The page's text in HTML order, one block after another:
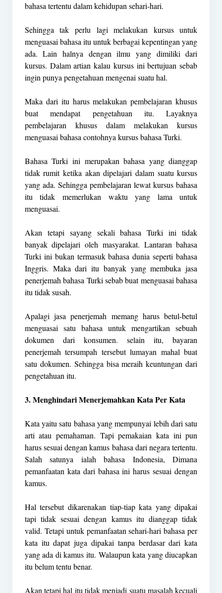
bahasa tertentu dalam kehidupan sehari-hari.
Sehingga tak perlu lagi melakukan kursus untuk
menguasai bahasa itu untuk berbagai kepentingan yang
ada. Lain halnya dengan ilmu yang dimiliki dari
kursus. Dalam artian kalau kursus ini bertujuan sebab
ingin punya pengetahuan mengenai suatu hal.
Maka dari itu harus melakukan pembelajaran khusus
buat mendapat pengetahuan itu. Layaknya
pembelajaran khusus dalam melakukan kursus
menguasai bahasa contohnya kursus bahasa Turki.
Bahasa Turki ini merupakan bahasa yang dianggap
tidak rumit ketika akan dipelajari dalam suatu kursus
yang ada. Sehingga pembelajaran lewat kursus bahasa
itu tidak memerlukan waktu yang lama untuk
menguasai.
Akan tetapi sayang sekali bahasa Turki ini tidak
banyak dipelajari oleh masyarakat. Lantaran bahasa
Turki ini bukan termasuk bahasa dunia seperti bahasa
Inggris. Maka dari itu banyak yang membuka jasa
penerjemah bahasa Turki sebab buat menguasai bahasa
itu tidak susah.
Apalagi jasa penerjemah memang harus betul-betul
menguasai satu bahasa untuk mengartikan sebuah
dokumen dari konsumen. selain itu, bayaran
penerjemah tersumpah tersebut lumayan mahal buat
satu dokumen. Sehingga bisa meraih keuntungan dari
pengetahuan itu.
3. Menghindari Menerjemahkan Kata Per Kata
Kata yaitu satu bahasa yang mempunyai lebih dari satu
arti atau pemahaman. Tapi pemakaian kata ini pun
harus sesuai dengan kamus bahasa dari negara tertentu.
Salah satunya ialah bahasa Indonesia, Dimana
pemanfaatan kata dari bahasa ini harus sesuai dengan
kamus.
Hal tersebut dikarenakan tiap-tiap kata yang dipakai
tapi tidak sesuai dengan kamus itu dianggap tidak
valid. Tetapi untuk pemanfaatan sehari-hari bahasa per
kata itu dapat juga dipakai tanpa berdasar dari kata
yang ada di kamus itu. Walaupun kata yang diucapkan
itu belum tentu benar.
Akan tetapi hal itu tidak menjadi suatu masalah kecuali